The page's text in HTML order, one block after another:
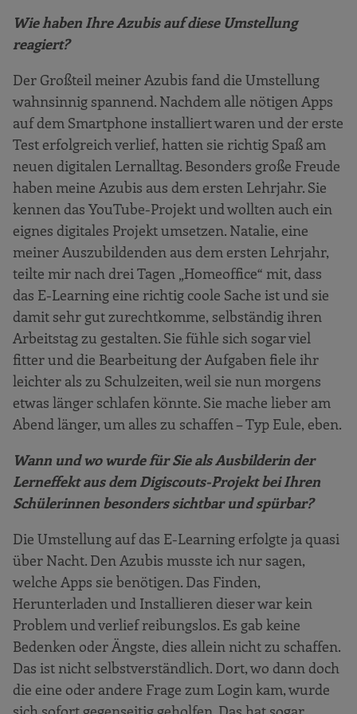
Wie haben Ihre Azubis auf diese Umstellung
reagiert?
Der Großteil meiner Azubis fand die Umstellung
wahnsinnig spannend. Nachdem alle nötigen Apps
auf dem Smartphone installiert waren und der erste
Test erfolgreich verlief, hatten sie richtig Spaß am
neuen digitalen Lernalltag. Besonders große Freude
haben meine Azubis aus dem ersten Lehrjahr. Sie
kennen das YouTube-Projekt und wollten auch ein
eignes digitales Projekt umsetzen. Natalie, eine
meiner Auszubildenden aus dem ersten Lehrjahr,
teilte mir nach drei Tagen „Homeoffice“ mit, dass
das E-Learning eine richtig coole Sache ist und sie
damit sehr gut zurechtkomme, selbständig ihren
Arbeitstag zu gestalten. Sie fühle sich sogar viel
fitter und die Bearbeitung der Aufgaben fiele ihr
leichter als zu Schulzeiten, weil sie nun morgens
etwas länger schlafen könnte. Sie mache lieber am
Abend länger, um alles zu schaffen – Typ Eule, eben.
Wann und wo wurde für Sie als Ausbilderin der
Lerneffekt aus dem Digiscouts-Projekt bei Ihren
Schülerinnen besonders sichtbar und spürbar?
Die Umstellung auf das E-Learning erfolgte ja quasi
über Nacht. Den Azubis musste ich nur sagen,
welche Apps sie benötigen. Das Finden,
Herunterladen und Installieren dieser war kein
Problem und verlief reibungslos. Es gab keine
Bedenken oder Ängste, dies allein nicht zu schaffen.
Das ist nicht selbstverständlich. Dort, wo dann doch
die eine oder andere Frage zum Login kam, wurde